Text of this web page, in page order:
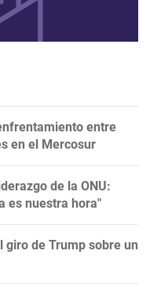
entre
en el Mercosur
de la ONU:
es nuestra hora"
giro de Trump sobre un